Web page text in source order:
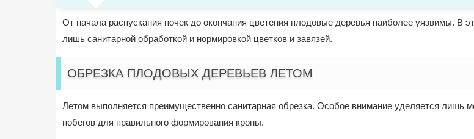
От начала распускания почек до окончания цветения плодовые деревья наиболее уязвимы. В
лишь санитарной обработкой и нормировкой цветков и завязей.
ОБРЕЗКА ПЛОДОВЫХ ДЕРЕВЬЕВ ЛЕТОМ
Летом выполняется преимущественно санитарная обрезка. Особое внимание уделяется
побегов для правильного формирования кроны.